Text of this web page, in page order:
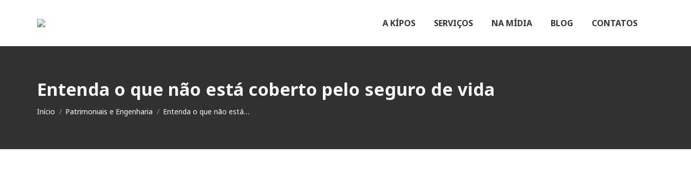
A KÍPOS SERVIÇOS NA MÍDIA BLOG CONTATOS
Entenda o que não está coberto pelo seguro de vida
Você está aqui:
Início Patrimoniais e Engenharia Entenda o que não está…